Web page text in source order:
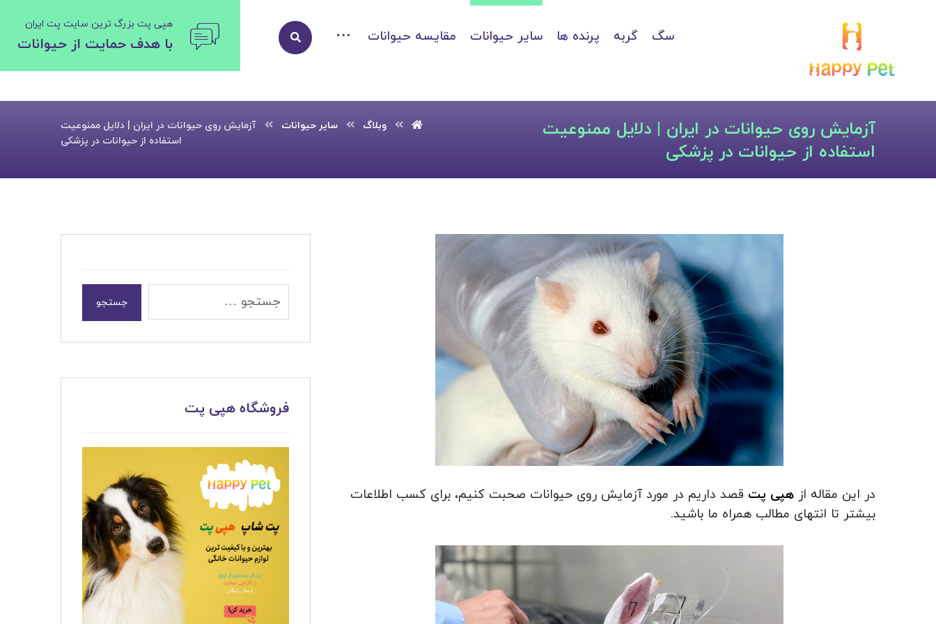
هپی پت بزرگ ترین سایت پت ایران
با هدف حمایت از حیوانات سگ گربه پرنده ها سایر حیوانات مقایسه حیوانات
آزمایش روی حیوانات در ایران | دلایل ممنوعیت
استفاده از حیوانات در پزشکی
وبلاگ سایر حیوانات
آزمایش روی حیوانات در ایران | دلایل ممنوعیت
استفاده از حیوانات در پزشکی
در این مقاله از هپی پت قصد داریم در مورد آزمایش روی حیوانات صحبت کنیم، برای کسب اطلاعات
بیشتر تا انتهای مطالب همراه ما باشید.
جستجو
فروشگاه هپی پت